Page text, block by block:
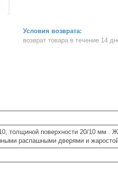
возврат товара в течение 14
толщиной поверхности 20/10 мм .
распашными дверями и